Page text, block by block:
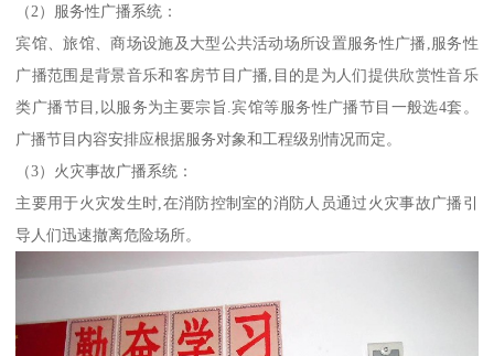
（2）服务性广播系统：
宾馆、旅馆、商场设施及大型公共活动场所设置服务性广播,服务性
广播范围是背景音乐和客房节目广播,目的是为人们提供欣赏性音乐
类广播节目,以服务为主要宗旨.宾馆等服务性广播节目一般选4套。
广播节目内容安排应根据服务对象和工程级别情况而定。
（3）火灾事故广播系统：
主要用于火灾发生时,在消防控制室的消防人员通过火灾事故广播引
导人们迅速撤离危险场所。